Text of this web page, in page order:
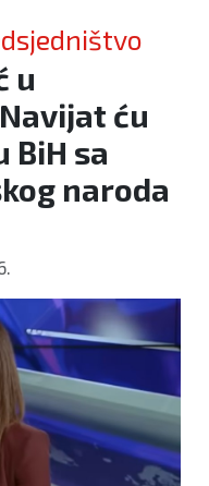
u
ću
BiH sa
naroda